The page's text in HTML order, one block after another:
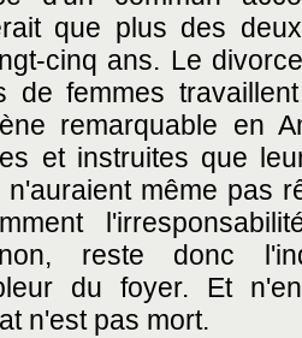
que plus des
cinq ans. Le
de femmes
remarquable en
et instruites que
n'auraient même pas
reste donc
du foyer. Et
n'est pas mort.